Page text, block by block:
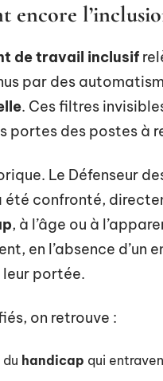
encore
de travail inclusif
par des
. Ces filtres
portes des postes à
Le Défenseur
été confronté,
, à l’âge ou à
en l’absence
leur portée.
on retrouve :
handicap qui